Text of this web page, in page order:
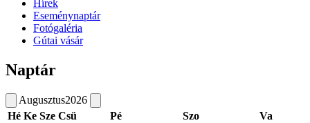
Hírek
Eseménynaptár
Fotógaléria
Gútai vásár
Naptár
Augusztus2026
Hé Ke Sze Csü Pé Szo
Va